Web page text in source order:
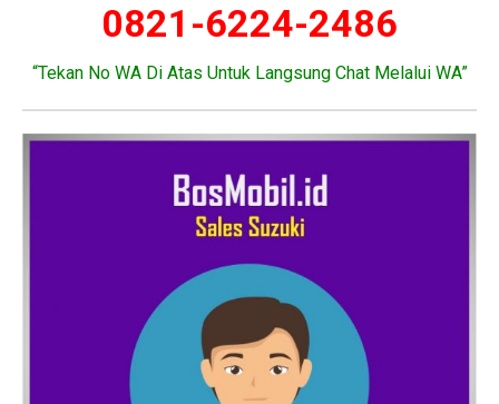
0821-6224-2486
“Tekan No WA Di Atas Untuk Langsung Chat Melalui WA”